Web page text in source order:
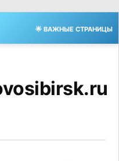
🌟 ВАЖНЫЕ СТРАНИЦЫ